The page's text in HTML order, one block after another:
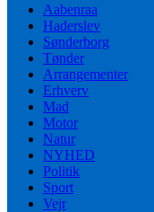
Aabenraa
Haderslev
Sønderborg
Tønder
Arrangementer
Erhverv
Mad
Motor
Natur
NYHED
Politik
Sport
Vejr